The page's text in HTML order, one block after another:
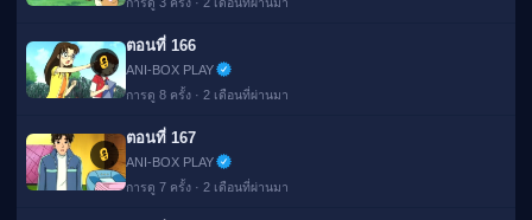
🔒
ตอนที่ 166
ANI-BOX PLAY
การดู 8 ครั้ง · 2 เดือนที่ผ่านมา
🔒
ตอนที่ 167
ANI-BOX PLAY
การดู 7 ครั้ง · 2 เดือนที่ผ่านมา